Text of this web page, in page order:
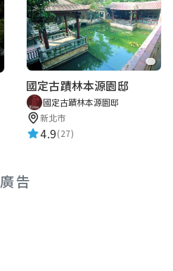
國定古蹟林本源園邸
國定古蹟林本源園邸
新北市
4.9(27)
廣告